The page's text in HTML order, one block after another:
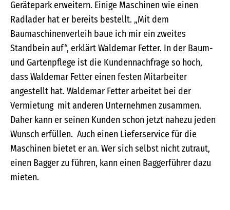
Gerätepark erweitern. Einige Maschinen wie einen
Radlader hat er bereits bestellt. „Mit dem
Baumaschinenverleih baue ich mir ein zweites
Standbein auf“, erklärt Waldemar Fetter. In der Baum-
und Gartenpflege ist die Kundennachfrage so hoch,
dass Waldemar Fetter einen festen Mitarbeiter
angestellt hat. Waldemar Fetter arbeitet bei der
Vermietung mit anderen Unternehmen zusammen.
Daher kann er seinen Kunden schon jetzt nahezu jeden
Wunsch erfüllen. Auch einen Lieferservice für die
Maschinen bietet er an. Wer sich selbst nicht zutraut,
einen Bagger zu führen, kann einen Baggerführer dazu
mieten.